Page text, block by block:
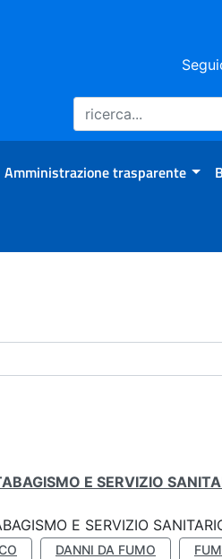
Amministrazione trasparente
E SERVIZIO
E SERVIZIO
DANNI DA FUMO